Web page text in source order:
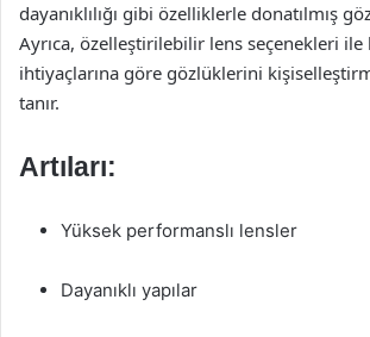
dayanıklılığı gibi özelliklerle donatılmış
Ayrıca, özelleştirilebilir lens seçenekleri ile
ihtiyaçlarına göre gözlüklerini
tanır.
Artıları:
Yüksek performanslı lensler
Dayanıklı yapılar